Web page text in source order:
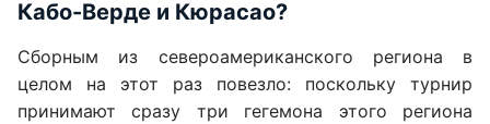
Кабо-Верде и Кюрасао?
Сборным из североамериканского региона в
целом на этот раз повезло: поскольку турнир
принимают сразу три гегемона этого региона